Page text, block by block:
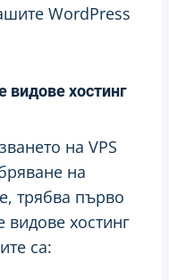
WordPress
видове хостинг
на VPS
на
трябва първо
видове хостинг
са: